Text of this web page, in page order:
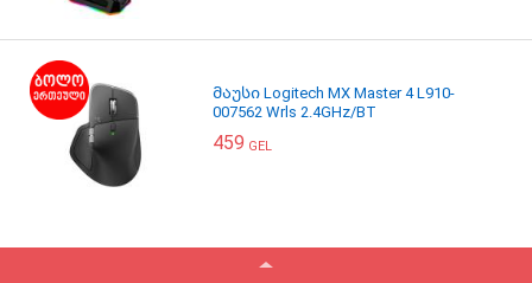
მაუსი Logitech MX Master 4 L910-
007562 Wrls 2.4GHz/BT
459 GEL